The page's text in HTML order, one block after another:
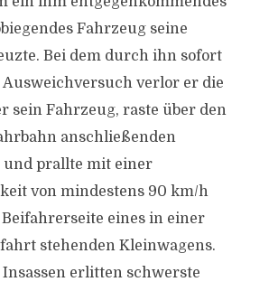
Fahrzeug seine
Bei dem durch ihn sofort
verlor er die
sein Fahrzeug, raste über den
anschließenden
prallte mit einer
von mindestens 90 km/h
eines in einer
stehenden Kleinwagens.
Insassen erlitten schwerste